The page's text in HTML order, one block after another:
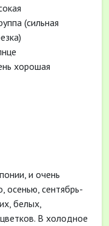
(сильная
хорошая
и очень
осенью, сентябрь-
белых,
В холодное